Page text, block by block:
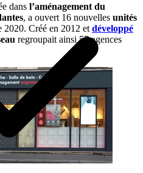
dans l’aménagement du
, a ouvert 16 nouvelles unités
2020. Créé en 2012 et développé
regroupait ainsi 57 agences